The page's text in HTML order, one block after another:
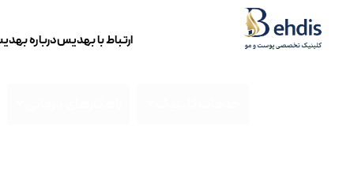
ارتباط با بهدیسدرباره